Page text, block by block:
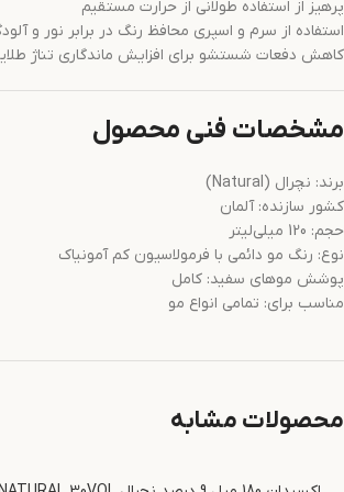
پرهیز از استفاده طولانی از حرارت مستقیم
استفاده از سرم و اسپری محافظ رنگ در برابر نور و
کاهش دفعات شستشو برای افزایش ماندگاری تناژ
مشخصات فنی محصول
برند: نچرال (Natural)
کشور سازنده: آلمان
حجم: 120 میلی‌لیتر
نوع: رنگ مو دائمی با فرمولاسیون کم آمونیاک
پوشش موهای سفید: کامل
مناسب برای: تمامی انواع مو
محصولات مشابه